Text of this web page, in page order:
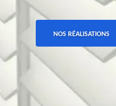
NOS RÉALISATIONS